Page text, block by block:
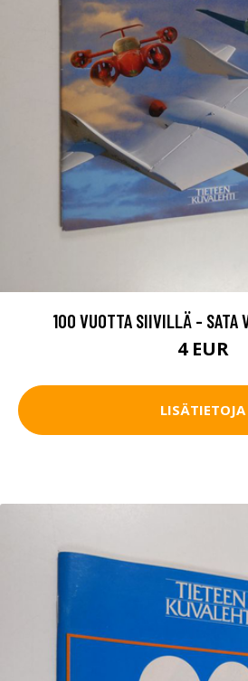
100 VUOTTA SIIVILLÄ - SATA
4 EUR
LISÄTIETOJA